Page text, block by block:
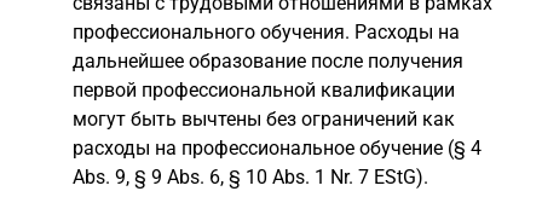
профессионального обучения. Расходы на
дальнейшее образование после получения
первой профессиональной квалификации
могут быть вычтены без ограничений как
расходы на профессиональное обучение (§ 4
Abs. 9, § 9 Abs. 6, § 10 Abs. 1 Nr. 7 EStG).